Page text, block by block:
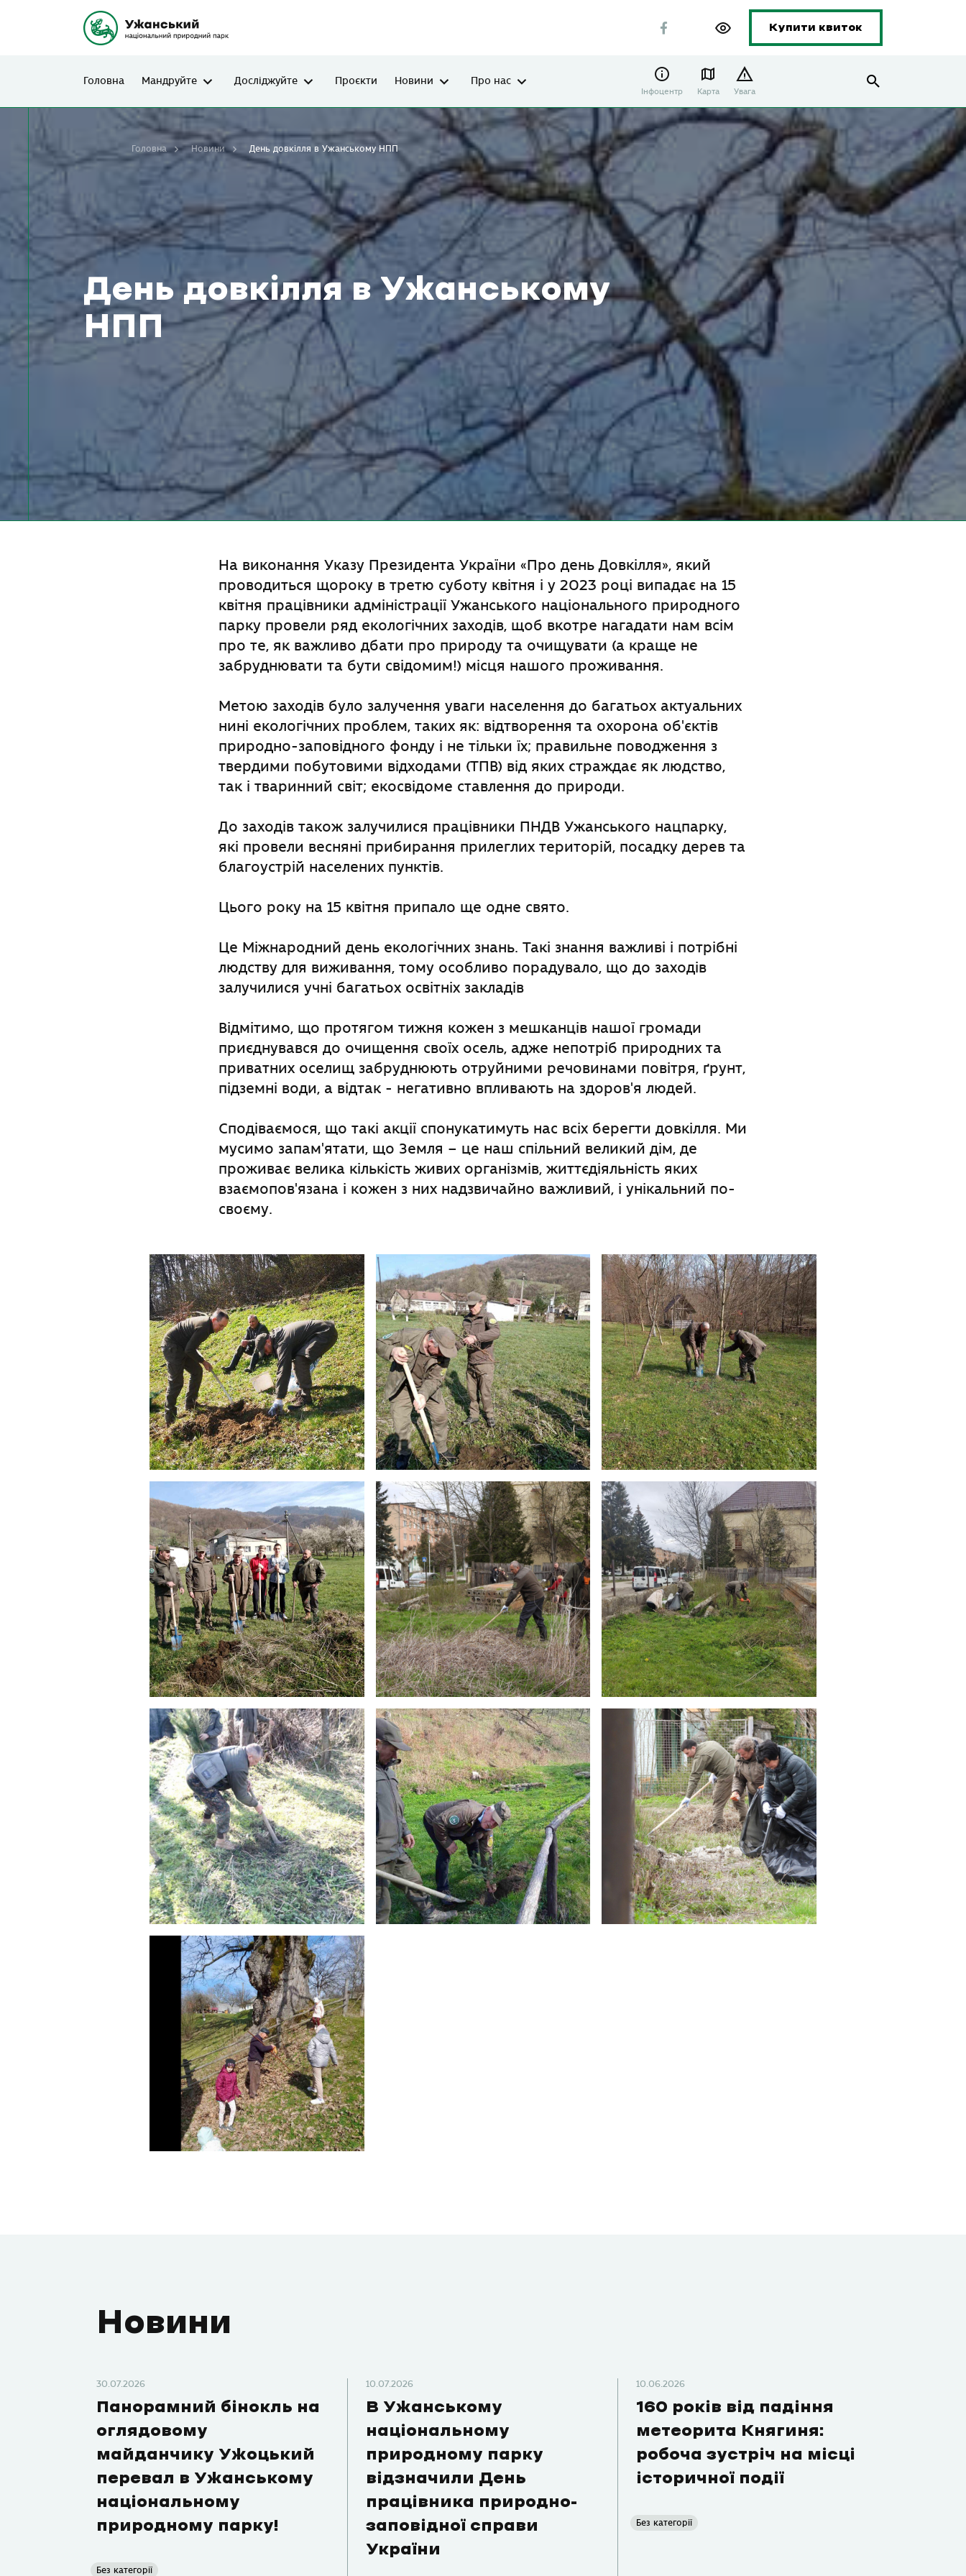
Купити квиток
Головна Мандруйте Досліджуйте Проєкти Новини Про нас
Інфоцентр Карта Увага
День довкілля в Ужанському
НПП
Головна Новини День довкілля в Ужанському НПП
На виконання Указу Президента України «Про день Довкілля», який
проводиться щороку в третю суботу квітня і у 2023 році випадає на 15
квітня працівники адміністрації Ужанського національного природного
парку провели ряд екологічних заходів, щоб вкотре нагадати нам всім
про те, як важливо дбати про природу та очищувати (а краще не
забруднювати та бути свідомим!) місця нашого проживання.
Метою заходів було залучення уваги населення до багатьох актуальних
нині екологічних проблем, таких як: відтворення та охорона об'єктів
природно-заповідного фонду і не тільки їх; правильне поводження з
твердими побутовими відходами (ТПВ) від яких страждає як людство,
так і тваринний світ; екосвідоме ставлення до природи.
До заходів також залучилися працівники ПНДВ Ужанського нацпарку,
які провели весняні прибирання прилеглих територій, посадку дерев та
благоустрій населених пунктів.
Цього року на 15 квітня припало ще одне свято.
Це Міжнародний день екологічних знань. Такі знання важливі і потрібні
людству для виживання, тому особливо порадувало, що до заходів
залучилися учні багатьох освітніх закладів
Відмітимо, що протягом тижня кожен з мешканців нашої громади
приєднувався до очищення своїх осель, адже непотріб природних та
приватних оселищ забруднюють отруйними речовинами повітря, ґрунт,
підземні води, а відтак - негативно впливають на здоров'я людей.
Сподіваємося, що такі акції спонукатимуть нас всіх берегти довкілля. Ми
мусимо запам'ятати, що Земля – це наш спільний великий дім, де
проживає велика кількість живих організмів, життєдіяльність яких
взаємопов'язана і кожен з них надзвичайно важливий, і унікальний по-
своєму.
Новини
30.07.2026
Панорамний бінокль на
оглядовому
майданчику Ужоцький
перевал в Ужанському
національному
природному парку!
Без категорії
10.07.2026
В Ужанському
національному
природному парку
відзначили День
працівника природно-
заповідної справи
України
10.06.2026
160 років від падіння
метеорита Княгиня:
робоча зустріч на місці
історичної події
Без категорії